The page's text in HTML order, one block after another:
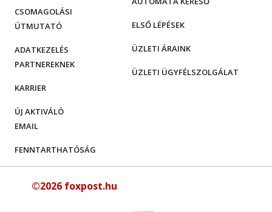
ELSŐ LÉPÉSEK
ÜZLETI ÁRAINK
ÜZLETI ÜGYFÉLSZOLGÁLAT
CSOMAGOLÁSI
ÚTMUTATÓ
ADATKEZELÉS
PARTNEREKNEK
KARRIER
ÚJ AKTIVÁLÓ
EMAIL
FENNTARTHATÓSÁG
©2026 foxpost.hu